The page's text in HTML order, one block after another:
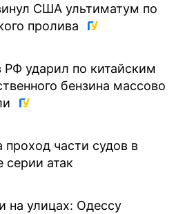
США ультиматум по
пролива
ударил по китайским
бензина массово
проход части судов в
атак
на улицах: Одессу